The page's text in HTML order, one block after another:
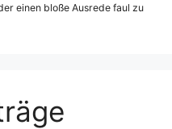
einen bloße Ausrede faul zu